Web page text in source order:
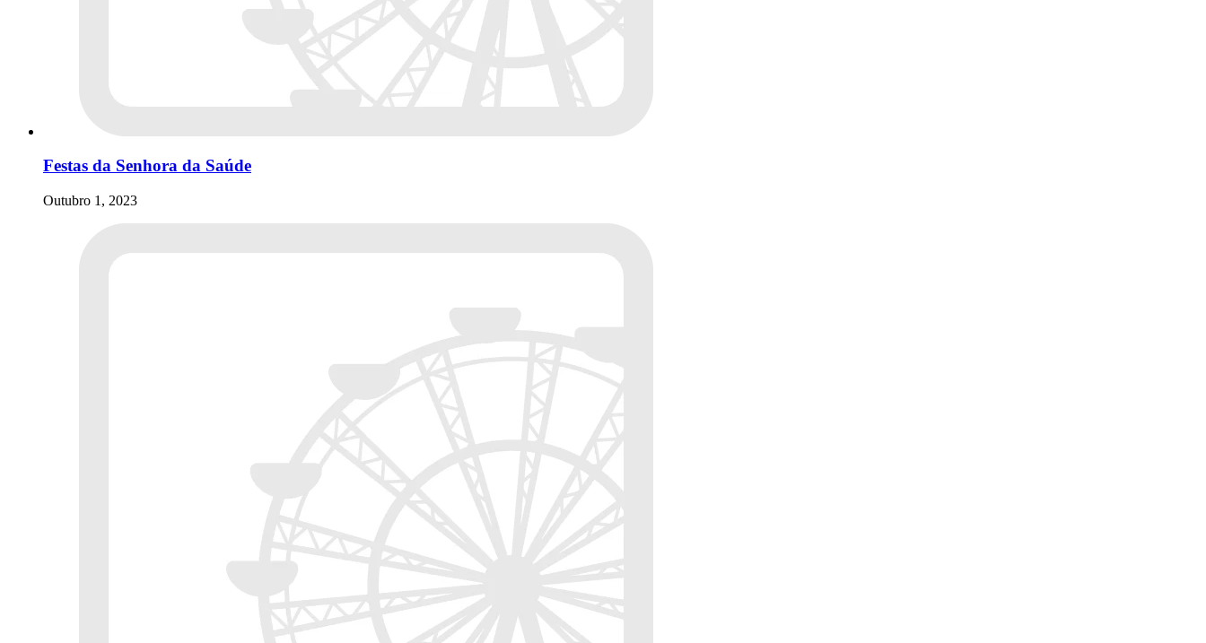
Festas da Senhora da Saúde
Outubro 1, 2023